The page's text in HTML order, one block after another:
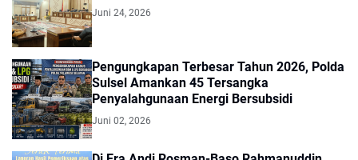
Juni 24, 2026
Pengungkapan Terbesar Tahun 2026, Polda
Sulsel Amankan 45 Tersangka
Penyalahgunaan Energi Bersubsidi
Juni 02, 2026